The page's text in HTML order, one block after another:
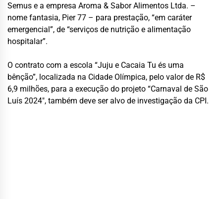
Semus e a empresa Aroma & Sabor Alimentos Ltda. –
nome fantasia, Pier 77 – para prestação, “em caráter
emergencial”, de “serviços de nutrição e alimentação
hospitalar”.
O contrato com a escola “Juju e Cacaia Tu és uma
bênção”, localizada na Cidade Olímpica, pelo valor de R$
6,9 milhões, para a execução do projeto “Carnaval de São
Luís 2024″, também deve ser alvo de investigação da CPI.